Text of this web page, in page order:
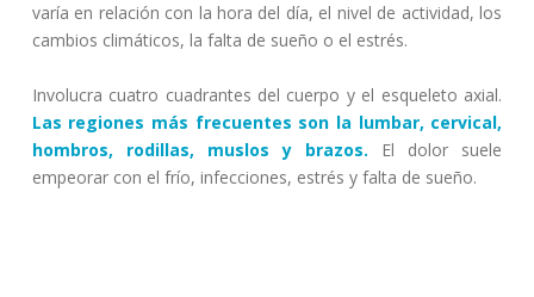
varía en relación con la hora del día, el nivel de actividad, los
cambios climáticos, la falta de sueño o el estrés.
Involucra cuatro cuadrantes del cuerpo y el esqueleto axial.
Las regiones más frecuentes son la lumbar, cervical,
hombros, rodillas, muslos y brazos. El dolor suele
empeorar con el frío, infecciones, estrés y falta de sueño.